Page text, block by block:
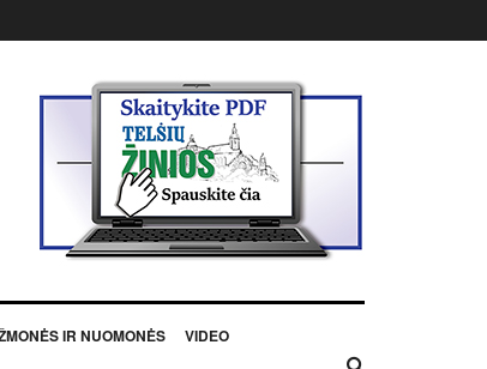
IR NUOMONĖS VIDEO